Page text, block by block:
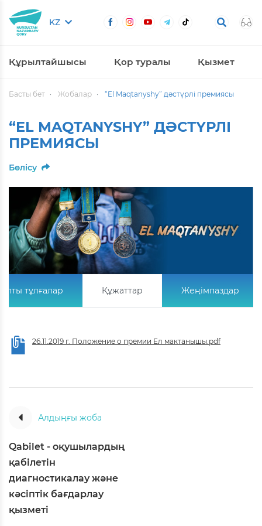
KZ
Құрылтайшысы Қор туралы Қызмет
Басты бет Жобалар “El Maqtanyshy” дәстүрлі премиясы
“EL MAQTANYSHY” ДӘСТҮРЛІ
ПРЕМИЯСЫ
Бөлісу
тұлғалар Құжаттар Жеңімпаздар
26.11.2019 г. Положение о премии Ел мактанышы.pdf
Алдыңғы жоба
Qabilet - оқушылардың
қабілетін
диагностикалау және
кәсіптік бағдарлау
қызметі